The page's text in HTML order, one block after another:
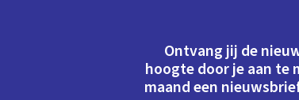
Ontvang jij de
hoogte door je aan te
maand een